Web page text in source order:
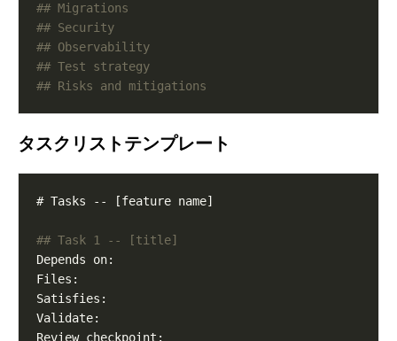
タスクリストテンプレート